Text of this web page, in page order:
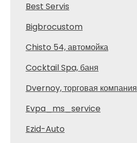
Best Servis
Bigbrocustom
Chisto 54, автомойка
Cocktail Spa, баня
Dvernoy, торговая компания
Evpa_ms_service
Ezid-Auto